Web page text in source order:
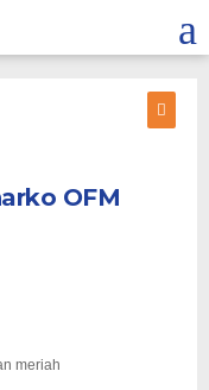
OFM
meriah